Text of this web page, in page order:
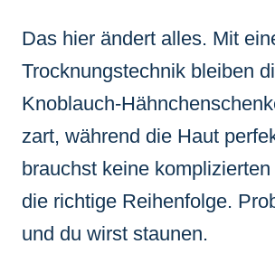
Das hier ändert alles. Mit
Trocknungstechnik bleiben
Knoblauch-
zart, während die Haut
brauchst keine
die richtige Reihenfolge.
und du wirst staunen.